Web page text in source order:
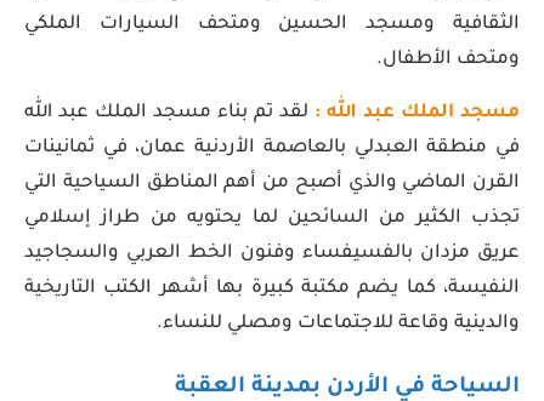
الثقافية ومسجد الحسين ومتحف السيارات الملكي
ومتحف الأطفال.
مسجد الملك عبد الله : لقد تم بناء مسجد الملك عبد الله
في منطقة العبدلي بالعاصمة الأردنية عمان، في ثمانينات
القرن الماضي والذي أصبح من أهم المناطق السياحية التي
تجذب الكثير من السائحين لما يحتويه من طراز إسلامي
عريق مزدان بالفسيفساء وفنون الخط العربي والسجاجيد
النفيسة، كما يضم مكتبة كبيرة بها أشهر الكتب التاريخية
والدينية وقاعة للاجتماعات ومصلي للنساء.
السياحة في الأردن بمدينة العقبة